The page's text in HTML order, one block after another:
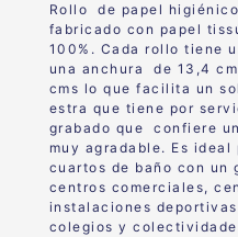
Rollo de papel
fabricado con papel
100%. Cada rollo tiene
una anchura de 13,4
cms lo que facilita un
estra que tiene por
grabado que confiere
muy agradable. Es
cuartos de baño con un
centros comerciales,
instalaciones
colegios y